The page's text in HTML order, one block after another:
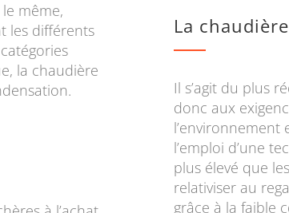
même,
les différents
la chaudière
La
Il s’agit du plus
donc aux
l’environnement
l’emploi d’une
plus élevé que
relativiser au
grâce à la faible